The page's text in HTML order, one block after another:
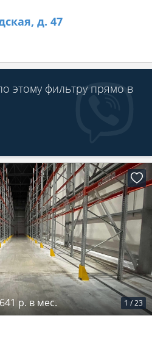
д. 47
этому фильтру прямо в
1 /23
р. в мес.